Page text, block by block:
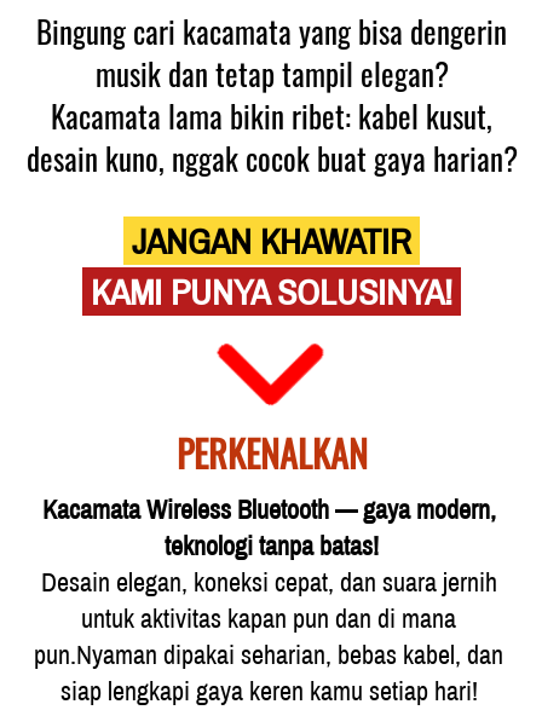
musik dan tetap tampil elegan?
desain kuno, nggak cocok buat gaya harian?
JANGAN KHAWATIR
KAMI PUNYA SOLUSINYA!
PERKENALKAN
Kacamata Wireless Bluetooth — gaya modern,
teknologi tanpa batas!
Desain elegan, koneksi cepat, dan suara jernih
untuk aktivitas kapan pun dan di mana
pun.Nyaman dipakai seharian, bebas kabel, dan
siap lengkapi gaya keren kamu setiap hari!